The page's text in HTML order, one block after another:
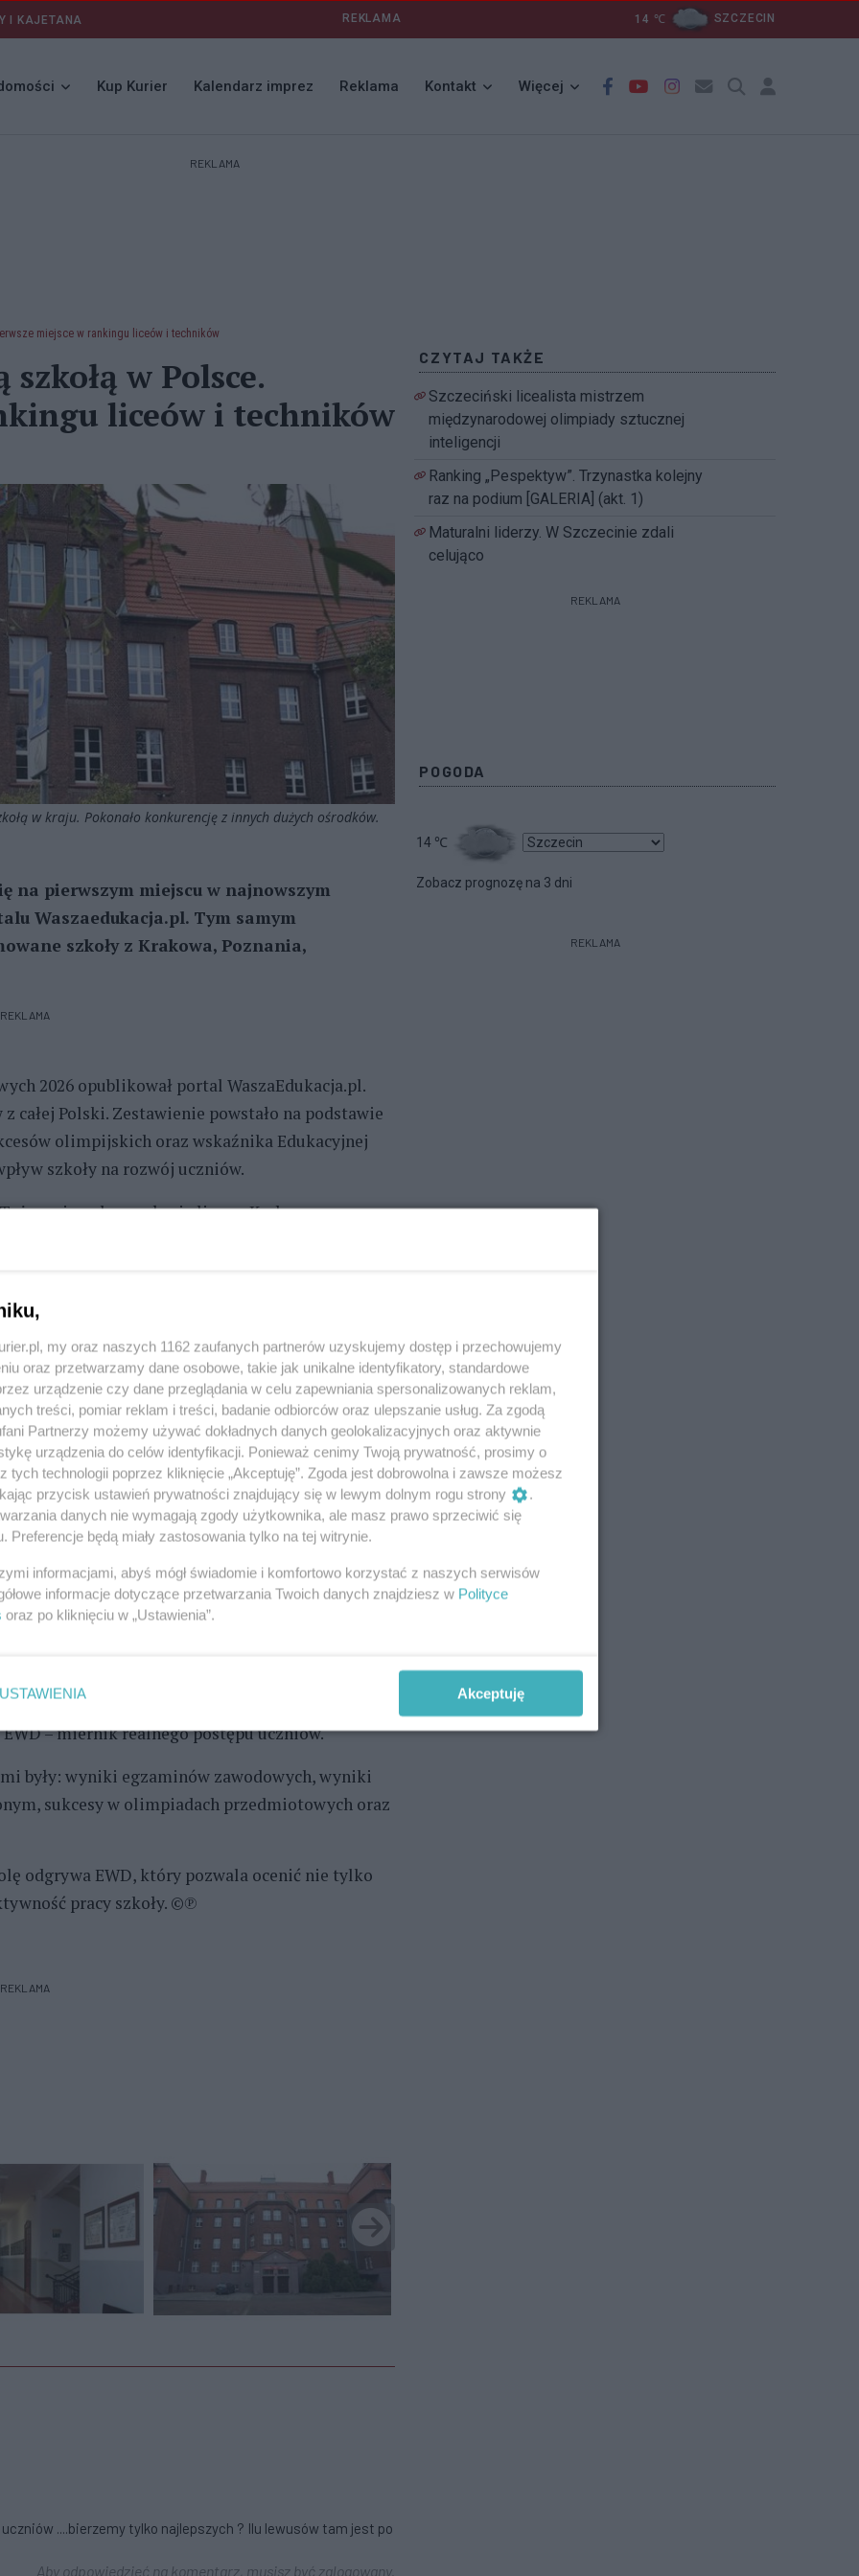
I KAJETANA REKLAMA 14 ℃ SZCZECIN
Kup Kurier Kalendarz imprez Reklama Kontakt Więcej
REKLAMA
miejsce w rankingu liceów i techników
w Polsce.
liceów i techników
w kraju. Pokonało konkurencję z innych dużych ośrodków.
na pierwszym miejscu w najnowszym
Waszaedukacja.pl. Tym samym
szkoły z Krakowa, Poznania,
REKLAMA
2026 opublikował portal WaszaEdukacja.pl.
całej Polski. Zestawienie powstało na podstawie
olimpijskich oraz wskaźnika Edukacyjnej
szkoły na rozwój uczniów.
za nią uplasowały się licea z Krakowa,
lider rankingu – Szczecin pokazuje, że
wyłącznie dla największych miast –
szkoły. II LO im. Mieszka I w Szczecinie zajęło
Informatyczne SCI jest na 14. miejscu
Organizacji i Zarządzania zajęło 22. miejsce
pokazują rosnącą konkurencję między
jakości nauczania, a nie tylko poziomu
w świadomym wyborze szkoły,
na opiniach czy renomie placówki.
analizę danych egzaminacyjnych oraz
na poziomie podstawowym i rozszerzonym,
– miernik realnego postępu uczniów.
były: wyniki egzaminów zawodowych, wyniki
sukcesy w olimpiadach przedmiotowych oraz
odgrywa EWD, który pozwala ocenić nie tylko
pracy szkoły. ©℗
REKLAMA
....bierzemy tylko najlepszych ? Ilu lewusów tam jest po
Aby odpowiedzieć na komentarz, musisz być zalogowany.
CZYTAJ TAKŻE
Szczeciński licealista mistrzem
międzynarodowej olimpiady sztucznej
inteligencji
Ranking „Pespektyw”. Trzynastka kolejny
raz na podium [GALERIA] (akt. 1)
Maturalni liderzy. W Szczecinie zdali
celująco
REKLAMA
POGODA
14 ℃
Zobacz prognozę na 3 dni
REKLAMA
my oraz naszych 1162 zaufanych partnerów uzyskujemy dostęp i przechowujemy
oraz przetwarzamy dane osobowe, takie jak unikalne identyfikatory, standardowe
urządzenie czy dane przeglądania w celu zapewniania spersonalizowanych reklam,
treści, pomiar reklam i treści, badanie odbiorców oraz ulepszanie usług. Za zgodą
Partnerzy możemy używać dokładnych danych geolokalizacyjnych oraz aktywnie
urządzenia do celów identyfikacji. Ponieważ cenimy Twoją prywatność, prosimy o
tych technologii poprzez kliknięcie „Akceptuję”. Zgoda jest dobrowolna i zawsze możesz
przycisk ustawień prywatności znajdujący się w lewym dolnym rogu strony
.
danych nie wymagają zgody użytkownika, ale masz prawo sprzeciwić się
Preferencje będą miały zastosowania tylko na tej witrynie.
informacjami, abyś mógł świadomie i komfortowo korzystać z naszych serwisów
informacje dotyczące przetwarzania Twoich danych znajdziesz w Polityce
oraz po kliknięciu w „Ustawienia”.
USTAWIENIA Akceptuję